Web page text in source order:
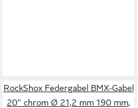
RockShox Federgabel BMX-Gabel
20" chrom Ø 21,2 mm 190 mm,